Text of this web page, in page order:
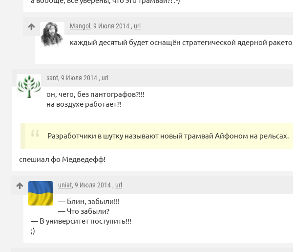
Mangol , 9 Июля 2014 , url
каждый десятый будет оснащён стратегической ядерной
sant, 9 Июля 2014 , url
он, чего, без пантографов?!!!
на воздухе работает?!
Разработчики в шутку называют новый трамвай Айфоном на рельсах.
спешиал фо Медведефф!
uniat, 9 Июля 2014 , url
— Блин, забыли!!!
— Что забыли?
— В университет поступить!!!
;)